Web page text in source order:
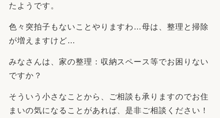
たようです。
色々突拍子もないことやりますわ…母は、整理と掃除
が増えますけど…
みなさんは、家の整理：収納スペース等でお困りない
ですか？
そういう小さなことから、ご相談も承りますのでお住
まいの気になることがあれば、是非ご相談ください！